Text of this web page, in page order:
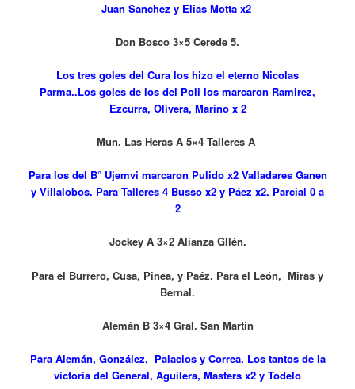
Juan Sanchez y Elias Motta x2
Don Bosco 3×5 Cerede 5.
Los tres goles del Cura los hizo el eterno Nicolas
Parma..Los goles de los del Poli los marcaron Ramirez,
Ezcurra, Olivera, Marino x 2
Mun. Las Heras A 5×4 Talleres A
Para los del B° Ujemvi marcaron Pulido x2 Valladares Ganen
y Villalobos. Para Talleres 4 Busso x2 y Páez x2. Parcial 0 a
2
Jockey A 3×2 Alianza Gllén.
Para el Burrero, Cusa, Pinea, y Paéz. Para el León, Miras y
Bernal.
Alemán B 3×4 Gral. San Martín
Para Alemán, González, Palacios y Correa. Los tantos de la
victoria del General, Aguilera, Masters x2 y Todelo